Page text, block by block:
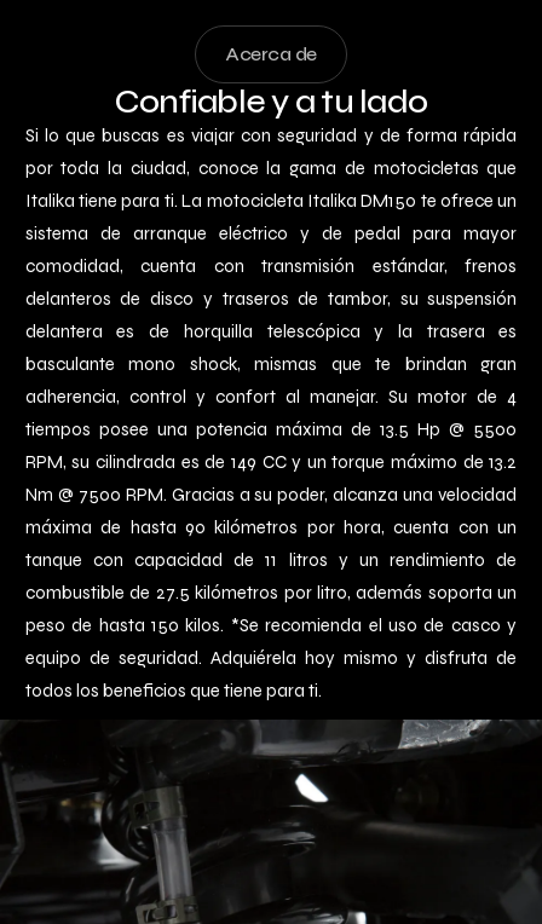
Acerca de
Confiable y a tu lado
Si lo que buscas es viajar con seguridad y de forma rápida
por toda la ciudad, conoce la gama de motocicletas que
Italika tiene para ti. La motocicleta Italika DM150 te ofrece un
sistema de arranque eléctrico y de pedal para mayor
comodidad, cuenta con transmisión estándar, frenos
delanteros de disco y traseros de tambor, su suspensión
delantera es de horquilla telescópica y la trasera es
basculante mono shock, mismas que te brindan gran
adherencia, control y confort al manejar. Su motor de 4
tiempos posee una potencia máxima de 13.5 Hp @ 5500
RPM, su cilindrada es de 149 CC y un torque máximo de 13.2
Nm @ 7500 RPM. Gracias a su poder, alcanza una velocidad
máxima de hasta 90 kilómetros por hora, cuenta con un
tanque con capacidad de 11 litros y un rendimiento de
combustible de 27.5 kilómetros por litro, además soporta un
peso de hasta 150 kilos. *Se recomienda el uso de casco y
equipo de seguridad. Adquiérela hoy mismo y disfruta de
todos los beneficios que tiene para ti.